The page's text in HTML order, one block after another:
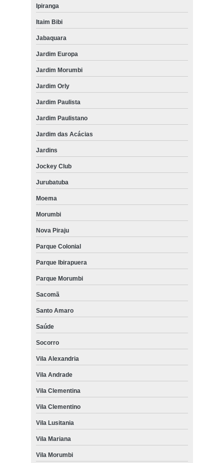
Ipiranga
Itaim Bibi
Jabaquara
Jardim Europa
Jardim Morumbi
Jardim Orly
Jardim Paulista
Jardim Paulistano
Jardim das Acácias
Jardins
Jockey Club
Jurubatuba
Moema
Morumbi
Nova Piraju
Parque Colonial
Parque Ibirapuera
Parque Morumbi
Sacomã
Santo Amaro
Saúde
Socorro
Vila Alexandria
Vila Andrade
Vila Clementina
Vila Clementino
Vila Lusitania
Vila Mariana
Vila Morumbi